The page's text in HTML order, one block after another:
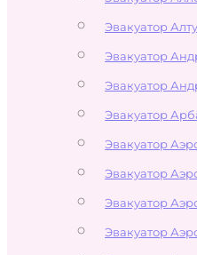
Эвакуатор
Эвакуатор
Эвакуатор
Эвакуатор
Эвакуатор
Эвакуатор
Эвакуатор
Эвакуатор